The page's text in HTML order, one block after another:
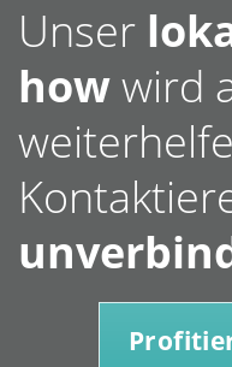
Unser
howwird